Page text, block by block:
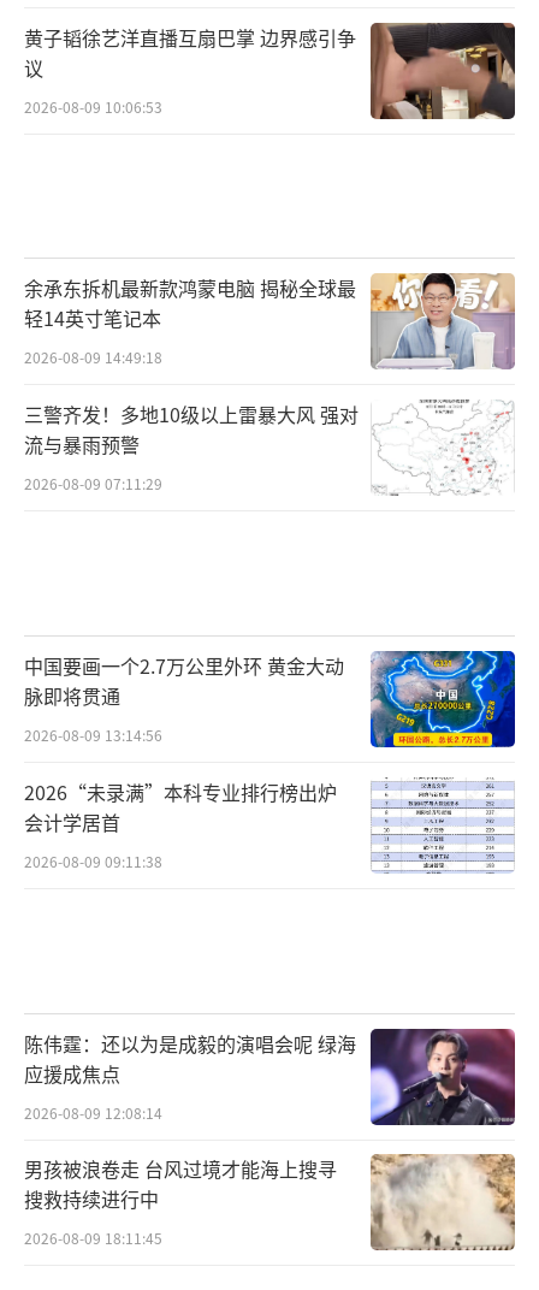
黄子韬徐艺洋直播互扇巴掌 边界感引争
议
2026-08-09 10:06:53
余承东拆机最新款鸿蒙电脑 揭秘全球最
轻14英寸笔记本
2026-08-09 14:49:18
三警齐发！多地10级以上雷暴大风 强对
流与暴雨预警
2026-08-09 07:11:29
中国要画一个2.7万公里外环 黄金大动
脉即将贯通
2026-08-09 13:14:56
2026“未录满”本科专业排行榜出炉
会计学居首
2026-08-09 09:11:38
陈伟霆：还以为是成毅的演唱会呢 绿海
应援成焦点
2026-08-09 12:08:14
男孩被浪卷走 台风过境才能海上搜寻
搜救持续进行中
2026-08-09 18:11:45